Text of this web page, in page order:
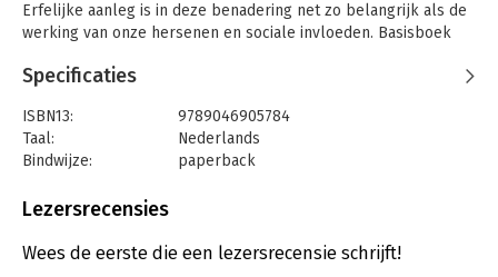
Erfelijke aanleg is in deze benadering net zo belangrijk als de
werking van onze hersenen en sociale invloeden. Basisboek
leidt dat in eerste instantie irrationeel lijkt, maar eigenlijk het
mensen.
De uitgave bespreekt de psychische processen die invloed
denken, waarnemen en leren, maar ook motivatie, sociale
andere mensen werken is het belangrijk om te weten waar
Specificaties
ISBN13:
9789046905784
Taal:
Nederlands
Bindwijze:
paperback
Verschijningsdatum:
Hoofdrubriek: Schoolboeken
Lezersrecensies
Wees de eerste die een lezersrecensie schrijft!